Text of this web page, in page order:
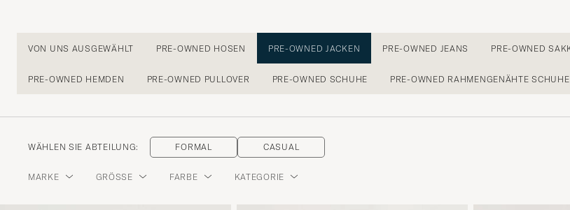
VON UNS AUSGEWÄHLT PRE-OWNED HOSEN PRE-OWNED JACKEN PRE-OWNED JEANS PRE-OWNED
PRE-OWNED HEMDEN PRE-OWNED PULLOVER PRE-OWNED SCHUHE PRE-OWNED RAHMENGENÄHTE SCHUHE
WÄHLEN SIE ABTEILUNG: FORMAL CASUAL
MARKE GRÖSSE FARBE KATEGORIE